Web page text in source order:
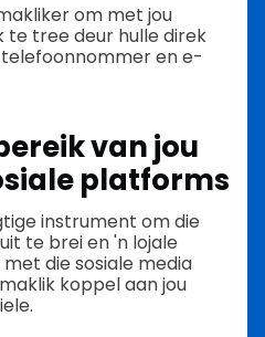
om met jou
te tree deur hulle direk
telefoonnommer en e-
van jou
platforms
instrument om die
te brei en 'n lojale
die sosiale media
koppel aan jou